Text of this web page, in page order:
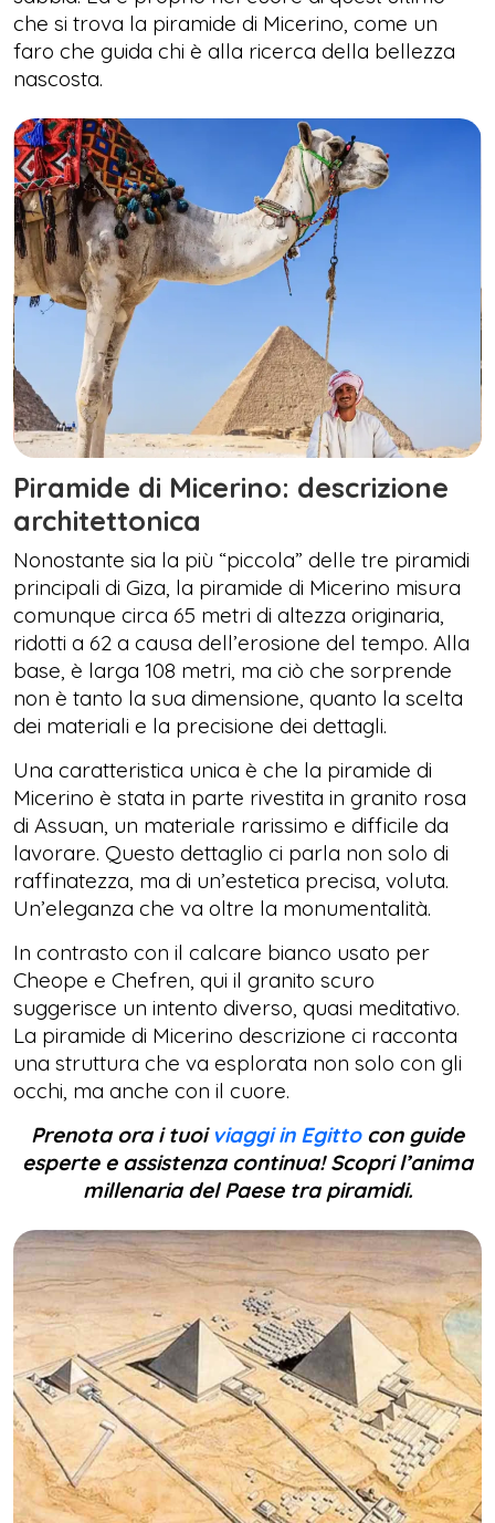
che si trova la piramide di Micerino, come un
faro che guida chi è alla ricerca della bellezza
nascosta.
Piramide di Micerino: descrizione
architettonica
Nonostante sia la più “piccola” delle tre piramidi
principali di Giza, la piramide di Micerino misura
comunque circa 65 metri di altezza originaria,
ridotti a 62 a causa dell’erosione del tempo. Alla
base, è larga 108 metri, ma ciò che sorprende
non è tanto la sua dimensione, quanto la scelta
dei materiali e la precisione dei dettagli.
Una caratteristica unica è che la piramide di
Micerino è stata in parte rivestita in granito rosa
di Assuan, un materiale rarissimo e difficile da
lavorare. Questo dettaglio ci parla non solo di
raffinatezza, ma di un’estetica precisa, voluta.
Un’eleganza che va oltre la monumentalità.
In contrasto con il calcare bianco usato per
Cheope e Chefren, qui il granito scuro
suggerisce un intento diverso, quasi meditativo.
La piramide di Micerino descrizione ci racconta
una struttura che va esplorata non solo con gli
occhi, ma anche con il cuore.
Prenota ora i tuoiviaggi in Egitto con guide
esperte e assistenza continua! Scopri l’anima
millenaria del Paese tra piramidi.